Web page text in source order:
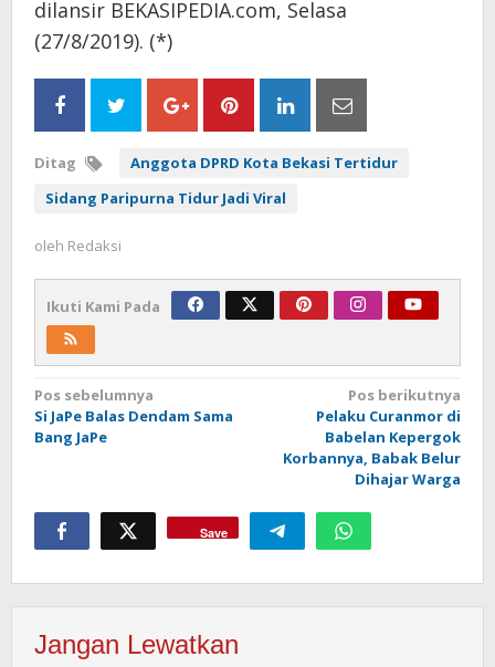
dilansir BEKASIPEDIA.com, Selasa
(27/8/2019). (*)
Ditag
Anggota DPRD Kota Bekasi Tertidur
Sidang Paripurna Tidur Jadi Viral
oleh Redaksi
Ikuti Kami Pada
Navigasi
pos
Pos sebelumnya
Si JaPe Balas Dendam Sama
Bang JaPe
Pos berikutnya
Pelaku Curanmor di
Babelan Kepergok
Korbannya, Babak Belur
Dihajar Warga
Save
Jangan Lewatkan